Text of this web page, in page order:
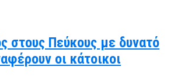
στους Πεύκους με δυνατό
οι κάτοικοι